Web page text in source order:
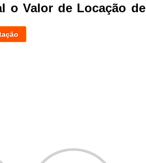
o Valor de Locação de